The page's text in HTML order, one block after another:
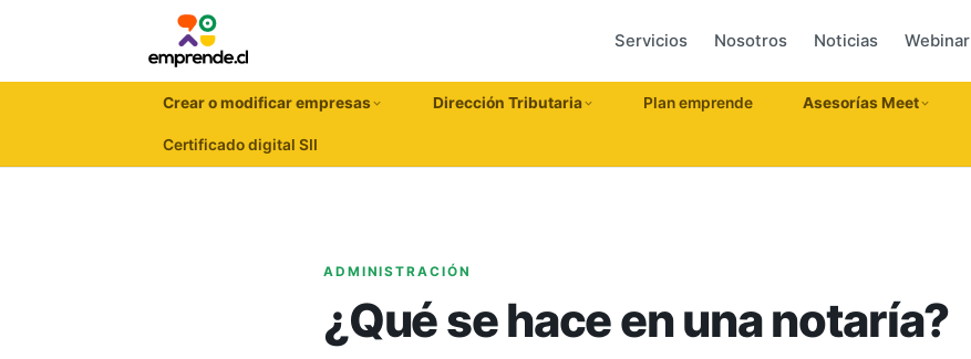
Servicios Nosotros Noticias Webinar
Crear o modificar empresas Dirección Tributaria Plan emprende Asesorías Meet
Certificado digital SII
ADMINISTRACIÓN
¿Qué se hace en una notaría?